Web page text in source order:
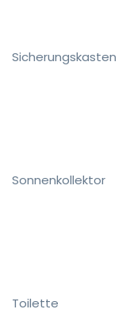
Sicherungskasten
Sonnenkollektor
Toilette